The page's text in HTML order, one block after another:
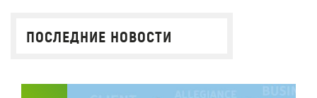
ПОСЛЕДНИЕ НОВОСТИ